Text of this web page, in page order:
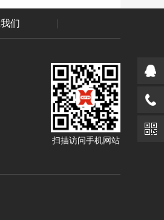
们
扫描访问手机网站